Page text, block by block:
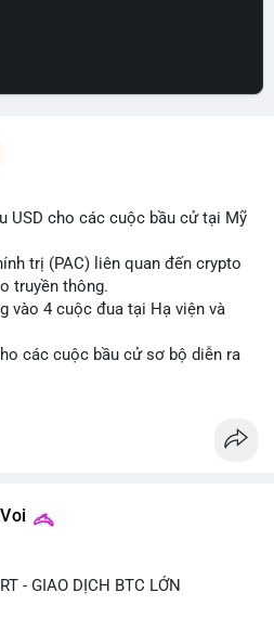
USD cho các cuộc bầu cử tại Mỹ
trị (PAC) liên quan đến crypto
truyền thông.
vào 4 cuộc đua tại Hạ viện và
các cuộc bầu cử sơ bộ diễn ra
- GIAO DỊCH BTC LỚN